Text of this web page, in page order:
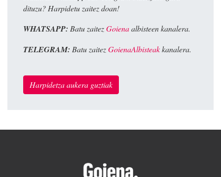
dituzu? Harpidetu zaitez doan!
WHATSAPP: Batu zaitezGoienaalbisteen kanalera.
TELEGRAM: Batu zaitezGoienaAlbisteakkanalera.
Harpidetza aukera guztiak